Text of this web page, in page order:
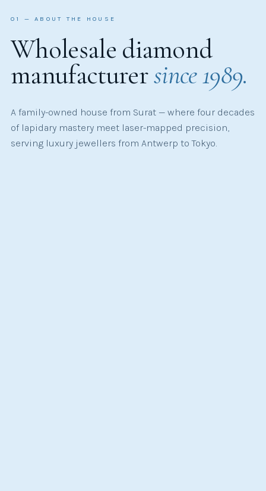
01 — ABOUT THE HOUSE
Wholesale diamond
manufacturersince 1989.
A family-owned house from Surat — where four decades
of lapidary mastery meet laser-mapped precision,
serving luxury jewellers from Antwerp to Tokyo.